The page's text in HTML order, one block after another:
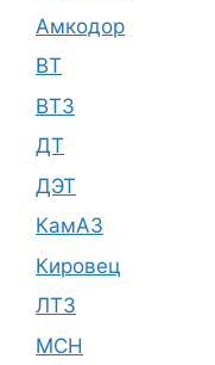
Амкодор
ВТ
ВТЗ
ДТ
ДЭТ
КамАЗ
Кировец
ЛТЗ
МСН